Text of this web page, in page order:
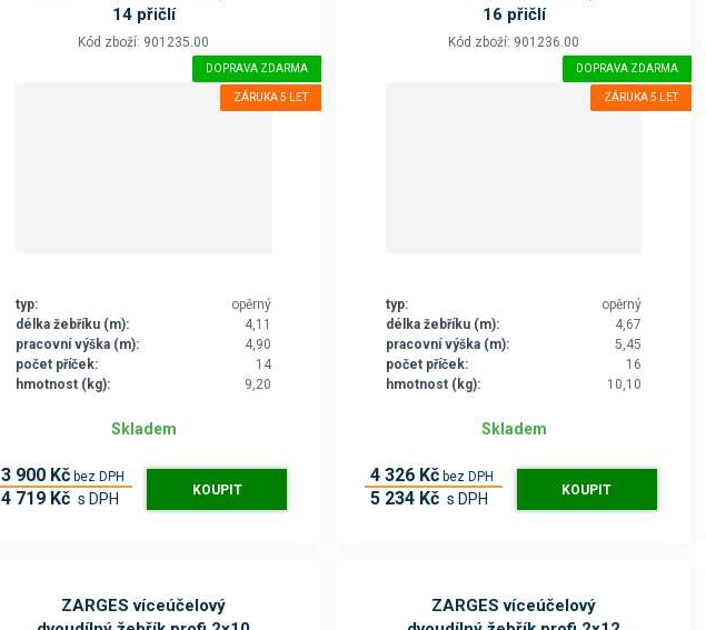
14 přičlí
Kód zboží: 901235.00
DOPRAVA ZDARMA
ZÁRUKA 5 LET
typ:
opěrný
délka žebříku (m):
4,11
pracovní výška (m):
4,90
počet příček:
14
hmotnost (kg):
9,20
Skladem
3 900 Kč bez DPH
4 719 Kč s DPH KOUPIT
16 přičlí
Kód zboží: 901236.00
DOPRAVA ZDARMA
ZÁRUKA 5 LET
typ:
opěrný
délka žebříku (m):
4,67
pracovní výška (m):
5,45
počet příček:
16
hmotnost (kg):
10,10
Skladem
4 326 Kč bez DPH
5 234 Kč s DPH KOUPIT
ZARGES víceúčelový
ZARGES víceúčelový